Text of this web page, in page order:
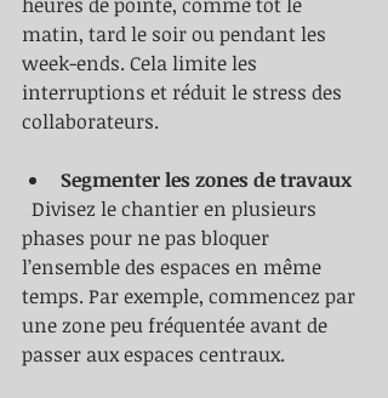
matin, tard le soir ou pendant les
week-ends. Cela limite les
interruptions et réduit le stress des
collaborateurs.
Segmenter les zones de travaux
phases pour ne pas bloquer
l’ensemble des espaces en même
temps. Par exemple, commencez par
une zone peu fréquentée avant de
passer aux espaces centraux.